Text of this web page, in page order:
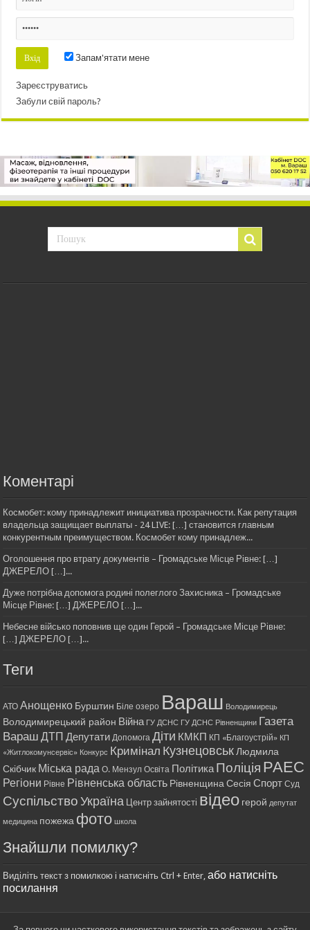
Запам'ятати мене
Зареєструватись
Забули свій пароль?
Коментарі
Космобет: кому принадлежит инициатива прозрачности. Как репутация
владельца защищает выплаты - 24 LIVE: […] становится главным
конкурентным преимуществом. Космобет кому принадлеж...
Оголошення про втрату документів – Громадське Місце Рівне: […]
ДЖЕРЕЛО […]...
Дуже потрібна допомога родині полеглого Захисника – Громадське
Місце Рівне: […] ДЖЕРЕЛО […]...
Небесне військо поповнив ще один Герой – Громадське Місце Рівне:
[…] ДЖЕРЕЛО […]...
Теги
АТО Анощенко Бурштин Біле озеро Вараш Володимирець
Володимирецький район Війна ГУ ДСНС ГУ ДСНС Рівненщини Газета
Вараш ДТП Депутати Допомога Діти КМКП КП «Благоустрій» КП
«Житлокомунсервіс» Конкурс Кримінал Кузнецовськ Людмила
Скібчик Міська рада О. Мензул Освіта ПолітикаПоліція РАЕС
Регіони Рівне Рівненська область Рівненщина Сесія Спорт Суд
Суспільство Україна Центр зайнятості відео герой депутат
медицина пожежа фото школа
Знайшли помилку?
Виділіть текст з помилкою і натисніть Ctrl + Enter,або натисніть
посилання